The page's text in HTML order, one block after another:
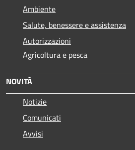
Ambiente
Salute, benessere e assistenza
Autorizzazioni
Agricoltura e pesca
NOVITÀ
Notizie
Comunicati
Avvisi